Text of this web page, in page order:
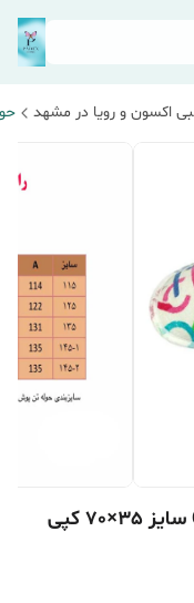
اکسون و رویا در مشهد
دمپایی رو فرشی ایران حوله مدل CK سایز 35×70 کپی